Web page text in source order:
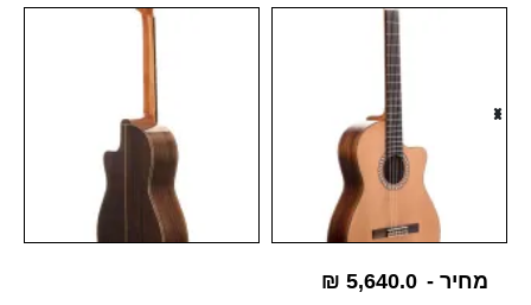
מחיר - ₪ 5,640.0